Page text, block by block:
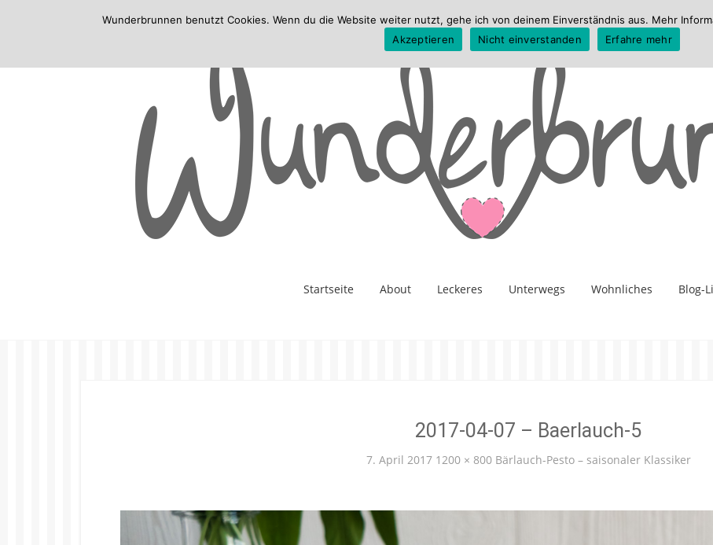
Startseite About Leckeres Unterwegs Wohnliches Blog-
2017-04-07 – Baerlauch-5
7. April 2017 1200 × 800 Bärlauch-Pesto – saisonaler Klassiker
Wunderbrunnen benutzt Cookies. Wenn du die Website weiter nutzt, gehe ich von deinem Einverständnis aus. Mehr
Akzeptieren
Nicht einverstanden Erfahre mehr